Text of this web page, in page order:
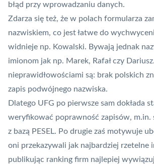
błąd przy wprowadzaniu danych.
Zdarza się też, że w polach formularza
nazwiskiem, co jest łatwe do
widnieje np. Kowalski. Bywają jednak
imionom jak np. Marek, Rafał czy
nieprawidłowościami są: brak polskich
zapis podwójnego nazwiska.
Dlatego UFG po pierwsze sam dokłada
weryfikować poprawność zapisów, m.in.
z bazą PESEL. Po drugie zaś motywuje
oni przekazywali jak najbardziej rzetelne
publikując ranking firm najlepiej